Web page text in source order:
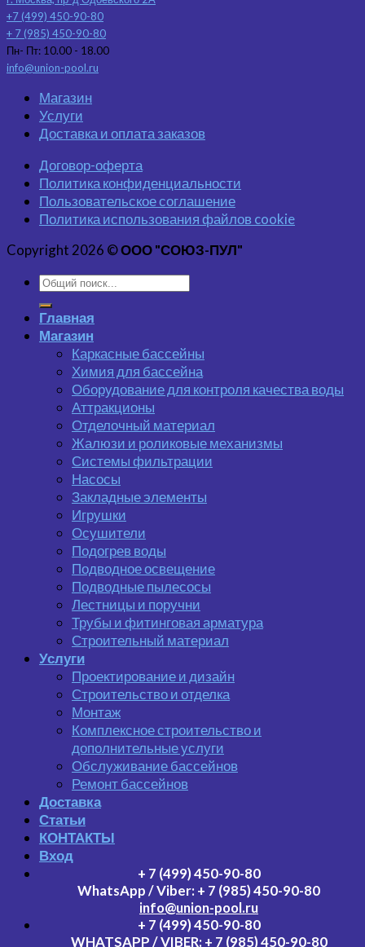
+7 (499) 450-90-80
+ 7 (985) 450-90-80
Пн- Пт: 10.00 - 18.00
info@union-pool.ru
Магазин
Услуги
Доставка и оплата заказов
Договор-оферта
Политика конфиденциальности
Пользовательское соглашение
Политика использования файлов cookie
Copyright 2026 ©ООО "СОЮЗ-ПУЛ"
Главная
Магазин
Каркасные бассейны
Химия для бассейна
Оборудование для контроля качества воды
Аттракционы
Отделочный материал
Жалюзи и роликовые механизмы
Системы фильтрации
Насосы
Закладные элементы
Игрушки
Осушители
Подогрев воды
Подводное освещение
Подводные пылесосы
Лестницы и поручни
Трубы и фитинговая арматура
Строительный материал
Услуги
Проектирование и дизайн
Строительство и отделка
Монтаж
Комплексное строительство и
дополнительные услуги
Обслуживание бассейнов
Ремонт бассейнов
Доставка
Статьи
КОНТАКТЫ
Вход
+ 7 (499) 450-90-80
WhatsApp / Viber: + 7 (985) 450-90-80
info@union-pool.ru
+ 7 (499) 450-90-80
WHATSAPP / VIBER: + 7 (985) 450-90-80